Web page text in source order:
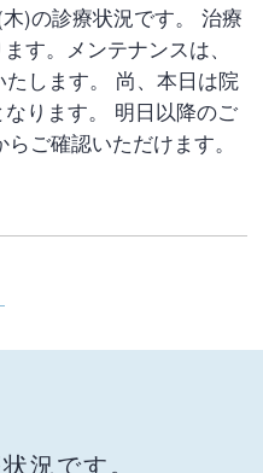
)の診療状況です。 治療
す。メンテナンスは、
します。 尚、本日は院
ります。 明日以降のご
ご確認いただけます。
況です。